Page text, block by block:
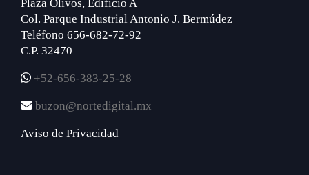
Plaza Olivos, Edificio A
Col. Parque Industrial Antonio J. Bermúdez
Teléfono 656-682-72-92
C.P. 32470
+52-656-383-25-28
buzon@nortedigital.mx
Aviso de Privacidad